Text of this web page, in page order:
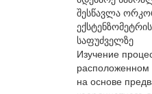
შესწავლა
საფუძველზე
Изучение
на основе